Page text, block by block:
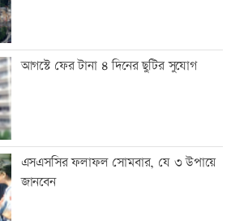
আগস্টে ফের টানা ৪ দিনের ছুটির সুযোগ
এসএসসির ফলাফল সোমবার, যে ৩ উপায়ে
জানবেন